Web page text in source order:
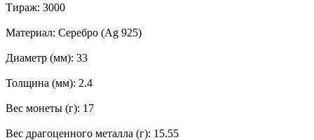
Тираж: 3000
Материал: Серебро (Ag 925)
Диаметр (мм): 33
Толщина (мм): 2.4
Вес монеты (г): 17
Вес драгоценного металла (г): 15.55